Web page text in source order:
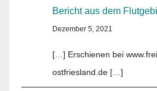
Bericht aus dem
Dezember 5, 2021
[…] Erschienen bei
ostfriesland.de […]